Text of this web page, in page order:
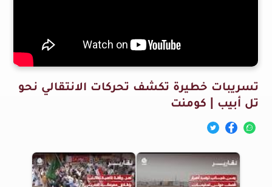
تسريبات خطيرة تكشف تحركات الانتقالي نحو
تل أبيب | كومنت